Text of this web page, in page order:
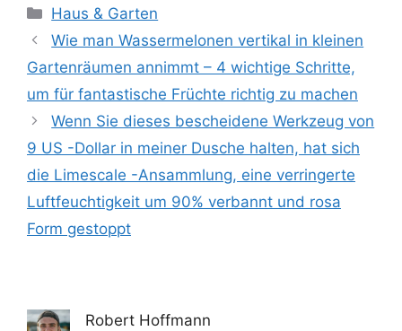
Kategorien
Haus & Garten
Wie man Wassermelonen vertikal in kleinen
Gartenräumen annimmt – 4 wichtige Schritte,
um für fantastische Früchte richtig zu machen
Wenn Sie dieses bescheidene Werkzeug von
9 US -Dollar in meiner Dusche halten, hat sich
die Limescale -Ansammlung, eine verringerte
Luftfeuchtigkeit um 90% verbannt und rosa
Form gestoppt
Robert Hoffmann